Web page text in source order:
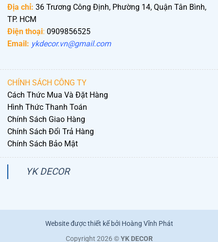
Địa chỉ: 36 Trương Công Định, Phường 14, Quận Tân Bình,
TP. HCM
Điện thoại: 0909856525
Email: ykdecor.vn@gmail.com
CHÍNH SÁCH CÔNG TY
Cách Thức Mua Và Đặt Hàng
Hình Thức Thanh Toán
Chính Sách Giao Hàng
Chính Sách Đổi Trả Hàng
Chính Sách Bảo Mật
YK DECOR
Website được thiết kế bởi Hoàng Vĩnh Phát
Copyright 2026 ©YK DECOR